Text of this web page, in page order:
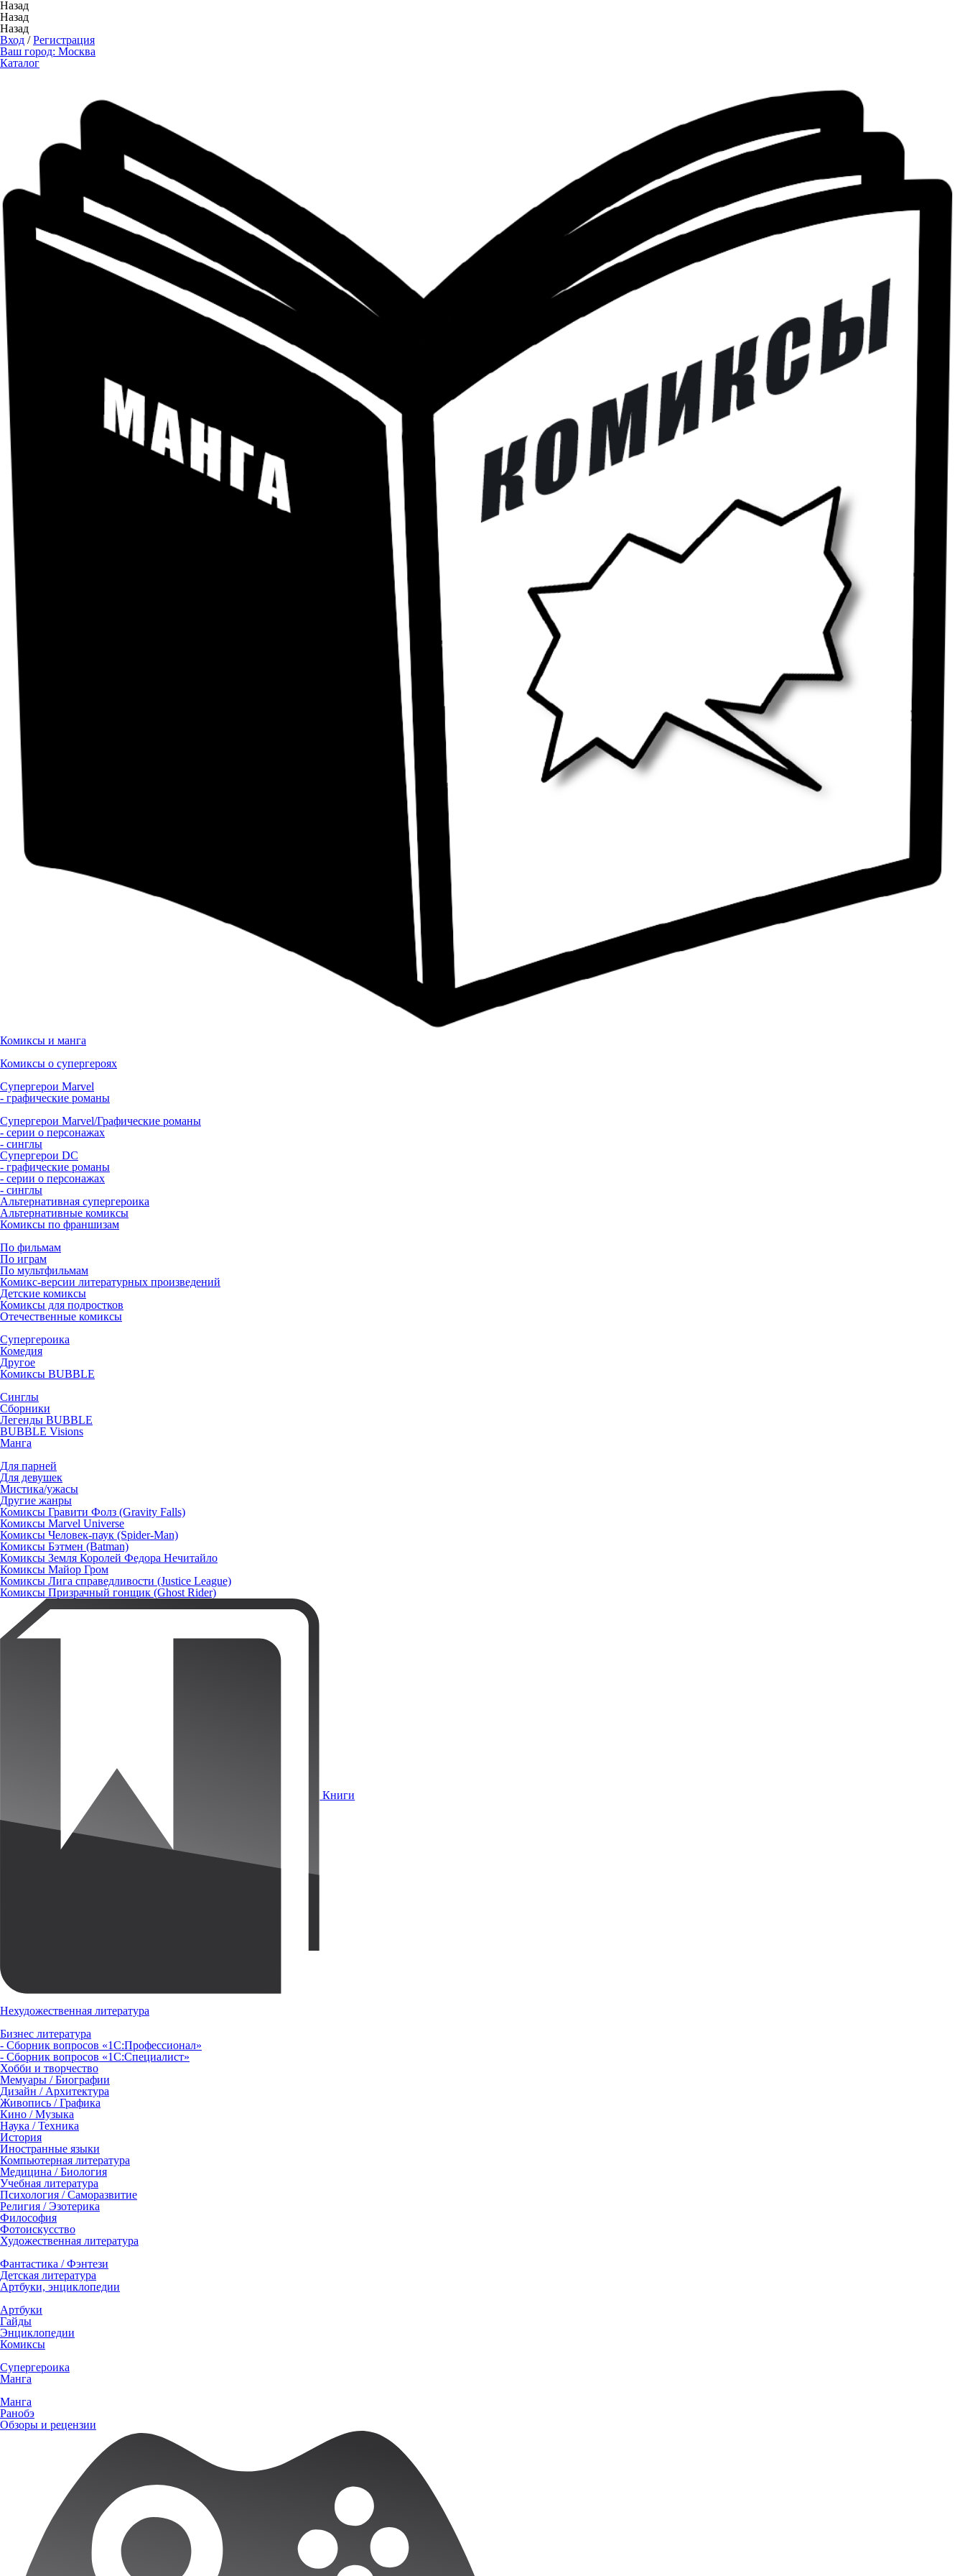
Назад
Назад
Назад
Вход /Регистрация
Ваш город: Москва
Каталог
Комиксы и манга
Комиксы о супергероях
Супергерои Marvel
- графические романы
Супергерои Marvel/Графические романы
- серии о персонажах
- синглы
Супергерои DC
- графические романы
- серии о персонажах
- синглы
Альтернативная супергероика
Альтернативные комиксы
Комиксы по франшизам
По фильмам
По играм
По мультфильмам
Комикс-версии литературных произведений
Детские комиксы
Комиксы для подростков
Отечественные комиксы
Супергероика
Комедия
Другое
Комиксы BUBBLE
Синглы
Сборники
Легенды BUBBLE
BUBBLE Visions
Манга
Для парней
Для девушек
Мистика/ужасы
Другие жанры
Комиксы Гравити Фолз (Gravity Falls)
Комиксы Marvel Universe
Комиксы Человек-паук (Spider-Man)
Комиксы Бэтмен (Batman)
Комиксы Земля Королей Федора Нечитайло
Комиксы Майор Гром
Комиксы Лига справедливости (Justice League)
Комиксы Призрачный гонщик (Ghost Rider)
Книги
Нехудожественная литература
Бизнес литература
- Сборник вопросов «1С:Профессионал»
- Сборник вопросов «1С:Специалист»
Хобби и творчество
Мемуары / Биографии
Дизайн / Архитектура
Живопись / Графика
Кино / Музыка
Наука / Техника
История
Иностранные языки
Компьютерная литература
Медицина / Биология
Учебная литература
Психология / Саморазвитие
Религия / Эзотерика
Философия
Фотоискусство
Художественная литература
Фантастика / Фэнтези
Детская литература
Артбуки, энциклопедии
Артбуки
Гайды
Энциклопедии
Комиксы
Супергероика
Манга
Манга
Ранобэ
Обзоры и рецензии